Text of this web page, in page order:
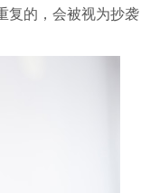
复的，会被视为抄